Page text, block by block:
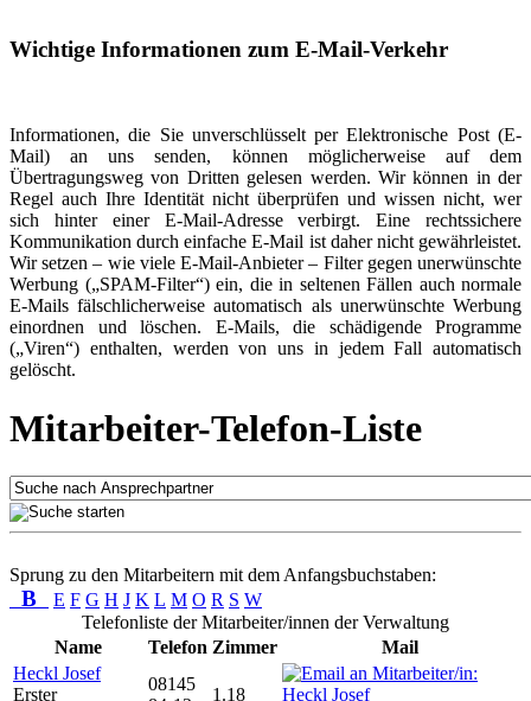
Wichtige Informationen zum E-Mail-Verkehr
Informationen, die Sie unverschlüsselt per Elektronische Post (E-
Mail) an uns senden, können möglicherweise auf dem
Übertragungsweg von Dritten gelesen werden. Wir können in der
Regel auch Ihre Identität nicht überprüfen und wissen nicht, wer
sich hinter einer E-Mail-Adresse verbirgt. Eine rechtssichere
Kommunikation durch einfache E-Mail ist daher nicht gewährleistet.
Wir setzen – wie viele E-Mail-Anbieter – Filter gegen unerwünschte
Werbung („SPAM-Filter“) ein, die in seltenen Fällen auch normale
E-Mails fälschlicherweise automatisch als unerwünschte Werbung
einordnen und löschen. E-Mails, die schädigende Programme
(„Viren“) enthalten, werden von uns in jedem Fall automatisch
gelöscht.
Mitarbeiter-Telefon-Liste
Sprung zu den Mitarbeitern mit dem Anfangsbuchstaben:
B E F G H J K L M O R S W
Telefonliste der Mitarbeiter/innen der Verwaltung
Name
Telefon Zimmer
Mail
Heckl Josef
Erster
08145
1.18